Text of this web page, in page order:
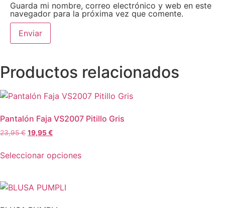
Guarda mi nombre, correo electrónico y web en este
navegador para la próxima vez que comente.
Productos relacionados
Pantalón Faja VS2007 Pitillo Gris
23,95€ El
original
19,95€El
actual
es:
Seleccionar opcionesproducto